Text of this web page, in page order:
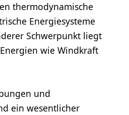
thermodynamische
Energiesysteme
Schwerpunkt liegt
wie Windkraft
und
ein wesentlicher